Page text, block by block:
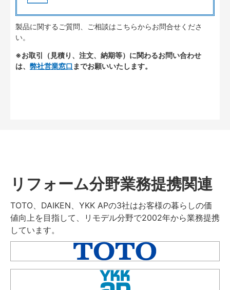
製品に関するご質問、ご相談はこちらからお問合せくださ
い。
※お取引（見積り、注文、納期等）に関わるお問い合わせ
は、 弊社営業窓口 までお願いいたします。
リフォーム分野業務提携関連
TOTO、DAIKEN、YKK APの3社はお客様の暮らしの価
値向上を目指して、リモデル分野で2002年から業務提携
しています。